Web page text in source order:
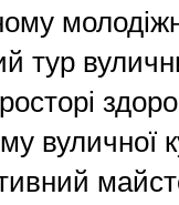
тур
вуличної